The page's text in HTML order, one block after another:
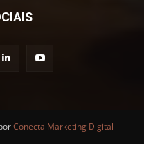
Conecta Marketing Digital